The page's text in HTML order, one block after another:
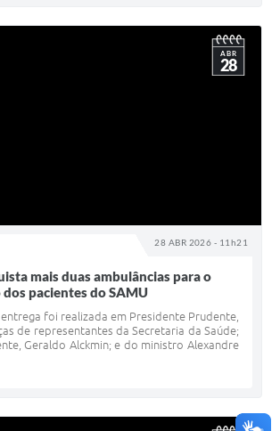
28 ABR 2026 - 11h21
ABR
28
mais duas ambulâncias para o
pacientes do SAMU
foi realizada em Presidente Prudente,
de representantes da Secretaria da Saúde;
Geraldo Alckmin; e do ministro Alexandre